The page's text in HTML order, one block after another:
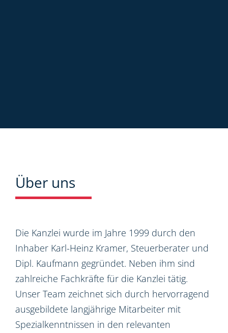
Über uns
Die Kanzlei wurde im Jahre 1999 durch den
Inhaber Karl-Heinz Kramer, Steuerberater und
Dipl. Kaufmann gegründet. Neben ihm sind
zahlreiche Fachkräfte für die Kanzlei tätig.
Unser Team zeichnet sich durch hervorragend
ausgebildete langjährige Mitarbeiter mit
Spezialkenntnissen in den relevanten